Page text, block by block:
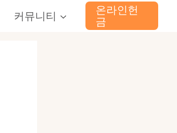
커뮤니티
온라인헌
금